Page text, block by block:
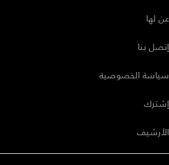
عن لها
إتصل بنا
سياسة الخصوصية
إشترك
الأرشيف